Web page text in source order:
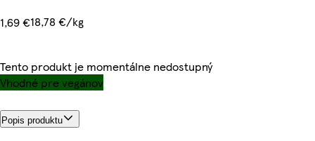
1,69 €18,78 €/kg
Tento produkt je momentálne nedostupný
Vhodné pre vegánov
Popis produktu